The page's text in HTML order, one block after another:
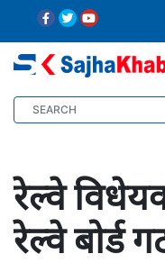
रेल्वे
रेल्वे बोर्ड